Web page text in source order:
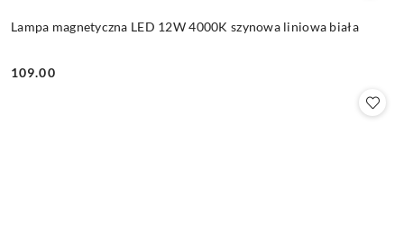
Lampa magnetyczna LED 12W 4000K szynowa liniowa biała
Cena:
109.00